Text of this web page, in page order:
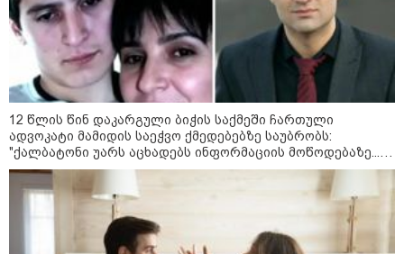
არჩევანის გაკეთება მოუწევს...
„ორ სკამზე ჯდომის“
შესაძლებლობა შეიძლება
დასრულდეს“ - მირიან
მირიანაშვილის ანალიზი
ჯარისკაცი, რომელიც 29 წელი
იბრძოდა, რადგან ომის
დამთავრების არ სჯეროდა...
12 წლის წინ დაკარგული ბიჭის საქმეში ჩართული
ადვოკატი მამიდის საეჭვო ქმედებებზე საუბრობს:
"ქალბატონი უარს აცხადებს ინფორმაციის მოწოდებაზე...
წლობით მიმდინარეობდა საქმის ჩაფარცხვის ოპერაცია"